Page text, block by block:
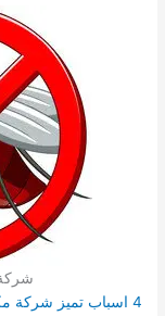
4 اسباب تميز شركة مكافحة حشرات في العجوزة رواد التنظيف: